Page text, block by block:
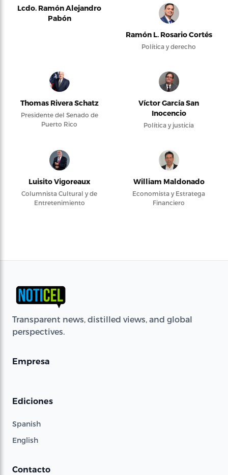
Lcdo. Ramón Alejandro
Pabón
Ramón L. Rosario Cortés
Política y derecho
Thomas Rivera Schatz
Presidente del Senado de
Puerto Rico
Víctor García San
Inocencio
Política y justicia
Luisito Vigoreaux
Columnista Cultural y de
Entretenimiento
William Maldonado
Economista y Estratega
Financiero
Transparent news, distilled views, and global
perspectives.
Empresa
Ediciones
Spanish
English
Contacto